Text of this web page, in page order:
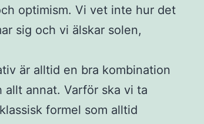
optimism. Vi vet inte hur det
sig och vi älskar solen,
är alltid en bra kombination
annat. Varför ska vi ta
formel som alltid